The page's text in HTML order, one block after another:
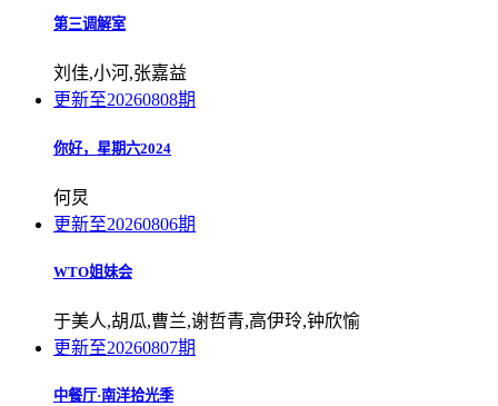
第三调解室
刘佳,小河,张嘉益
更新至20260808期
你好，星期六2024
何炅
更新至20260806期
WTO姐妹会
于美人,胡瓜,曹兰,谢哲青,高伊玲,钟欣愉
更新至20260807期
中餐厅·南洋拾光季